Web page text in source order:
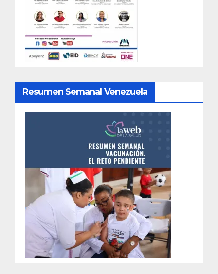
Resumen Semanal Venezuela